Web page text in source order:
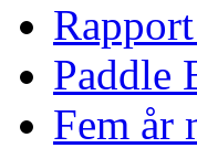
Paddle
Fem år